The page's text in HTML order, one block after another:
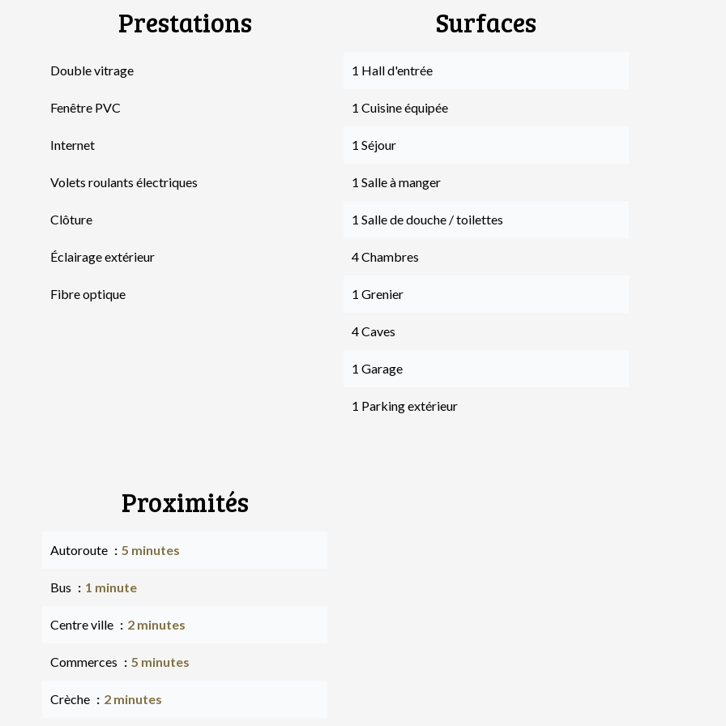
Prestations
Double vitrage
Fenêtre PVC
Internet
Volets roulants électriques
Clôture
Éclairage extérieur
Fibre optique
Surfaces
1 Hall d'entrée
1 Cuisine équipée
1 Séjour
1 Salle à manger
1 Salle de douche / toilettes
4 Chambres
1 Grenier
4 Caves
1 Garage
1 Parking extérieur
Proximités
Autoroute 5 minutes
Bus 1 minute
Centre ville 2 minutes
Commerces 5 minutes
Crèche 2 minutes